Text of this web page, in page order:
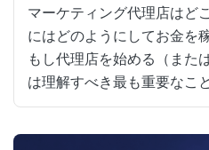
マーケティング代理店はど
にはどのようにしてお金を
もし代理店を始める（また
は理解すべき最も重要なこ